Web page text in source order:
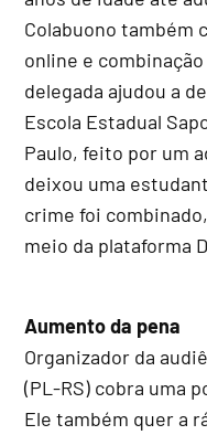
Colabuono também
online e
delegada ajudou a
Escola Estadual
Paulo, feito por um
deixou uma
crime foi
meio da plataforma
Aumento da pena
Organizador da
(PL-RS) cobra uma
Ele também quer a